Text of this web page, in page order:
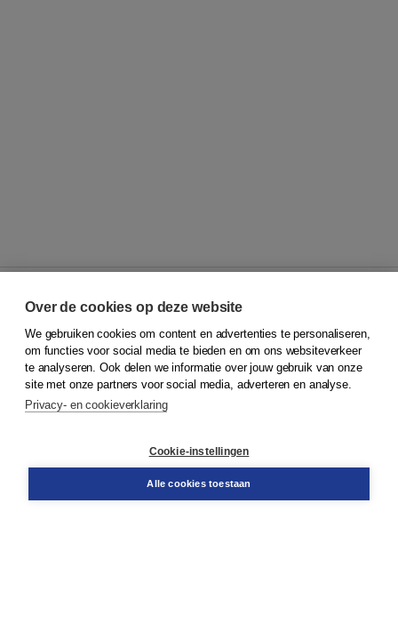
© 2026Koninklijke Boom uitgevers
Klantenservice
Service & informatie
Contact
Over de cookies op deze website
We gebruiken cookies om content en advertenties te personaliseren,
om functies voor social media te bieden en om ons websiteverkeer
te analyseren. Ook delen we informatie over jouw gebruik van onze
site met onze partners voor social media, adverteren en analyse.
Privacy- en cookieverklaring
Cookie-instellingen
Alle cookies toestaan